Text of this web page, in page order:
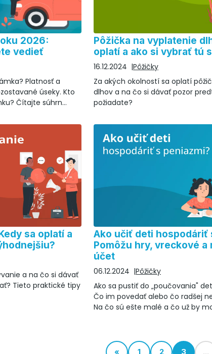
2026:
vedieť
Platnosť a
úseky. Kto
Čítajte súhrn
Pôžička na vyplatenie
oplatí a ako si vybrať tú
16.12.2024
Pôžičky
Za akých okolností sa oplatí
dlhov a na čo si dávať pozor
požiadate?
sa oplatí a
a na čo si dávať
Tieto praktické tipy
Ako učiť deti hospodáriť
Pomôžu hry, vreckové a
účet
06.12.2024
Pôžičky
Ako sa pustiť do „poučovania"
Čo im povedať alebo čo radšej
Na čo sú ešte malé a čo už by
« 1 2 3 ...